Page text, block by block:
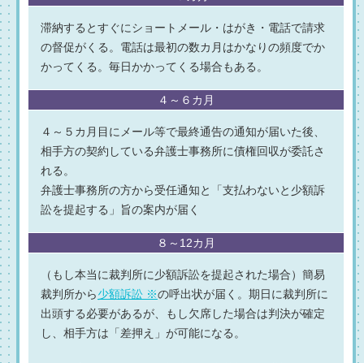
滞納するとすぐにショートメール・はがき・電話で請求
の督促がくる。電話は最初の数カ月はかなりの頻度でか
かってくる。毎日かかってくる場合もある。
４～６カ月
４～５カ月目にメール等で最終通告の通知が届いた後、
相手方の契約している弁護士事務所に債権回収が委託さ
れる。
弁護士事務所の方から受任通知と「支払わないと少額訴
訟を提起する」旨の案内が届く
８～12カ月
（もし本当に裁判所に少額訴訟を提起された場合）簡易
裁判所から 少額訴訟 ※の呼出状が届く。期日に裁判所に
出頭する必要があるが、もし欠席した場合は判決が確定
し、相手方は「差押え」が可能になる。